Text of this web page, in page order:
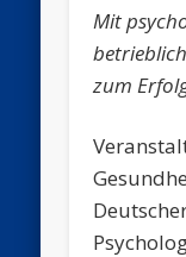
Mit
zum